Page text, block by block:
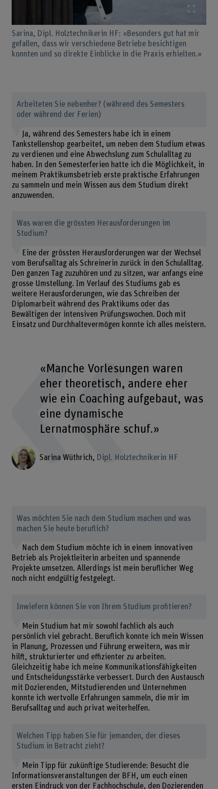
Sarina, Dipl. Holztechnikerin HF: «Besonders gut hat mir
gefallen, dass wir verschiedene Betriebe besichtigen
konnten und so direkte Einblicke in die Praxis erhielten.»
Arbeiteten Sie nebenher? (während des Semesters
oder während der Ferien)
Ja, während des Semesters habe ich in einem
Tankstellenshop gearbeitet, um neben dem Studium etwas
zu verdienen und eine Abwechslung zum Schulalltag zu
haben. In den Semesterferien hatte ich die Möglichkeit, in
meinem Praktikumsbetrieb erste praktische Erfahrungen
zu sammeln und mein Wissen aus dem Studium direkt
anzuwenden.
Was waren die grössten Herausforderungen im
Studium?
Eine der grössten Herausforderungen war der Wechsel
vom Berufsalltag als Schreinerin zurück in den Schulalltag.
Den ganzen Tag zuzuhören und zu sitzen, war anfangs eine
grosse Umstellung. Im Verlauf des Studiums gab es
weitere Herausforderungen, wie das Schreiben der
Diplomarbeit während des Praktikums oder das
Bewältigen der intensiven Prüfungswochen. Doch mit
Einsatz und Durchhaltevermögen konnte ich alles meistern.
«Manche Vorlesungen waren
eher theoretisch, andere eher
wie ein Coaching aufgebaut, was
eine dynamische
Lernatmosphäre schuf.»
Sarina Wüthrich Dipl. Holztechnikerin HF
Was möchten Sie nach dem Studium machen und was
machen Sie heute beruflich?
Nach dem Studium möchte ich in einem innovativen
Betrieb als Projektleiterin arbeiten und spannende
Projekte umsetzen. Allerdings ist mein beruflicher Weg
noch nicht endgültig festgelegt.
Inwiefern können Sie von Ihrem Studium profitieren?
Mein Studium hat mir sowohl fachlich als auch
persönlich viel gebracht. Beruflich konnte ich mein Wissen
in Planung, Prozessen und Führung erweitern, was mir
hilft, strukturierter und effizienter zu arbeiten.
Gleichzeitig habe ich meine Kommunikationsfähigkeiten
und Entscheidungsstärke verbessert. Durch den Austausch
mit Dozierenden, Mitstudierenden und Unternehmen
konnte ich wertvolle Erfahrungen sammeln, die mir im
Berufsalltag und auch privat weiterhelfen.
Welchen Tipp haben Sie für jemanden, der dieses
Studium in Betracht zieht?
Mein Tipp für zukünftige Studierende: Besucht die
Informationsveranstaltungen der BFH, um euch einen
ersten Eindruck von der Fachhochschule, den Dozierenden